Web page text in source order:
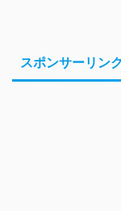
スポンサーリンク